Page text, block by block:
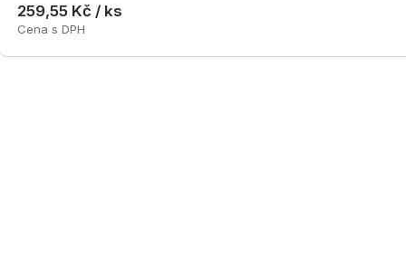
259,55 Kč / ks
Cena s DPH